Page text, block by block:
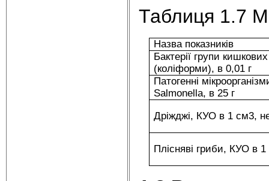
Таблиця 1.7
Назва показників
Бактерії групи
(коліформи), в 0,01 г
Патогенні
Salmonella, в 25 г
Дріжджі, КУО в 1 см3,
Плісняві гриби, КУО в